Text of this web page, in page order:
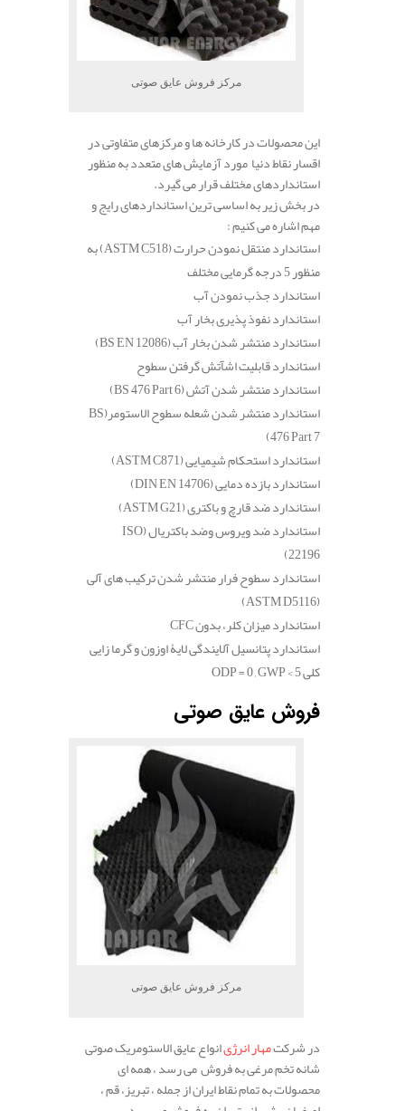
مرکز فروش عایق صوتی
این محصولات در کارخانه ها و مرکزهای متفاوتی در
اقسار نقاط دنیا مورد آزمایش های متعدد به منظور
استانداردهای مختلف قرار می گیرد.
در بخش زیر به اساسی ترین استانداردهای رایج و
مهم اشاره می کنیم :
استاندارد منتقل نمودن حرارت(ASTM C518)
به
منظور 5 درجه گرمایی مختلف
استاندارد جذب نمودن آب
استاندارد نفوذ پذیری بخار آب
استاندارد منتشر شدن بخار آب(BS EN 12086)
استاندارد قابلیت اشآتش گرفتن سطوح
استاندارد منتشر شدن آتش(BS 476 Part 6)
استاندارد منتشر شدن شعله سطوح الاستومر(BS
476 Part 7)
استاندارد استحکام شیمیایی(ASTM C871)
استاندارد بازده دمایی(DIN EN 14706)
استاندارد ضد قارچ و باکتری(ASTM G21)
استاندارد ضد ویروس وضد باکتریال (ISO
22196)
استاندارد سطوح فرار منتشر شدن ترکیب های آلی
(ASTM D5116)
استاندارد میزان کلر، بدونCFC
استاندارد پتانسیل آلایندگی لایۀ اوزون و گرما زایی
کلیODP = 0 , GWP < 5
فروش عایق صوتی
مرکز فروش عایق صوتی
در شرکتمهار انرژیانواع عایق الاستومریک صوتی
شانه تخم مرغی به فروش می رسد ، همه ای
محصولات به تمام نقاط ایران از جمله ، تبریز، قم ،